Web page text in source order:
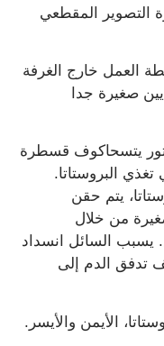
التصوير المقطعي
العمل خارج الغرفة
صغيرة جدا
يتسحاكوف قسطرة
البروستاتا.
يتم حقن
من خلال
يسبب السائل انسداد
تدفق الدم إلى
الأيمن والأيسر.